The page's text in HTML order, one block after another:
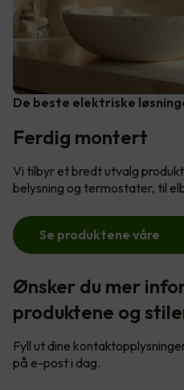
De beste elektriske
Ferdig montert
Vi tilbyr et bredt utvalg
belysning og termostater, til
Se produktene våre
Ønsker du mer
produktene og
Fyll ut dine
på e-post i dag.